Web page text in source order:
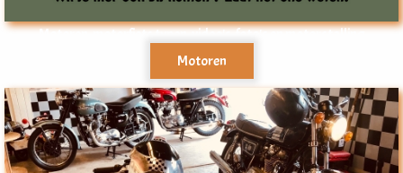
Motoren, motorfiets typen, video's, foto's en motorstalling
Motoren